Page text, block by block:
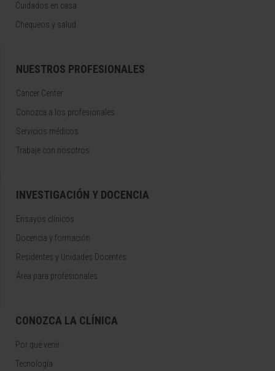
Cuidados en casa
Chequeos y salud
NUESTROS PROFESIONALES
Cancer Center
Conozca a los profesionales
Servicios médicos
Trabaje con nosotros
INVESTIGACIÓN Y DOCENCIA
Ensayos clínicos
Docencia y formación
Residentes y Unidades Docentes
Área para profesionales
CONOZCA LA CLÍNICA
Por qué venir
Tecnología